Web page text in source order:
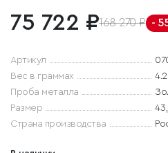
75 722 ₽168 270 ₽ -
Артикул
Вес в граммах
Проба металла
Размер
Страна производства